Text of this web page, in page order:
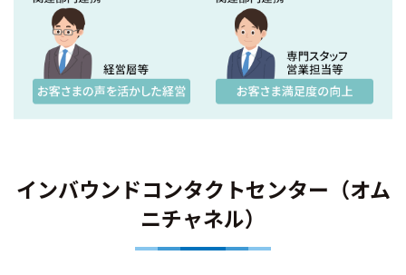
インバウンドコンタクトセンター（オム
ニチャネル）